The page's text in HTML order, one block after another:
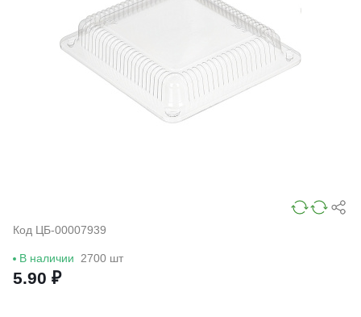
Код ЦБ-00007939
В наличии 2700 шт
5.90 ₽